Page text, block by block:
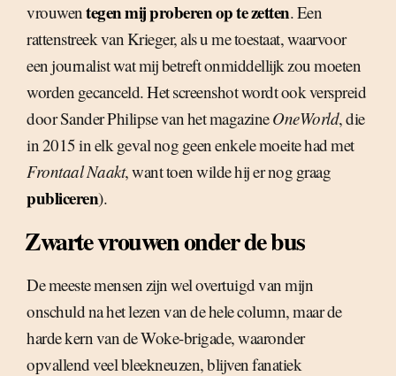
vrouwentegen mij proberen op te zetten. Een
rattenstreek van Krieger, als u me toestaat, waarvoor
een journalist wat mij betreft onmiddellijk zou moeten
worden gecanceld. Het screenshot wordt ook verspreid
door Sander Philipse van het magazineOneWorld, die
in 2015 in elk geval nog geen enkele moeite had met
Frontaal Naakt, want toen wilde hij er nog graag
publiceren).
Zwarte vrouwen onder de bus
De meeste mensen zijn wel overtuigd van mijn
onschuld na het lezen van de hele column, maar de
harde kern van de Woke-brigade, waaronder
opvallend veel bleekneuzen, blijven fanatiek